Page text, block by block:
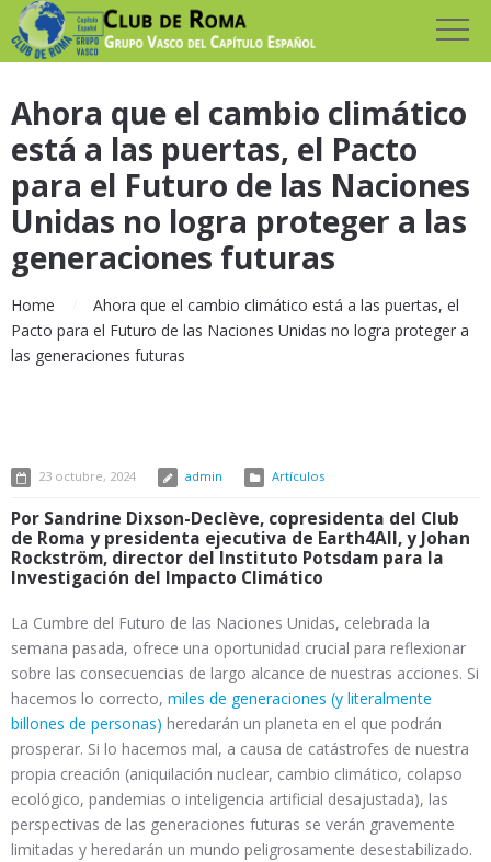
Ahora que el cambio climático
está a las puertas, el Pacto
para el Futuro de las Naciones
Unidas no logra proteger a las
generaciones futuras
Home
Ahora que el cambio climático está a las puertas, el
Pacto para el Futuro de las Naciones Unidas no logra proteger a
las generaciones futuras
23 octubre, 2024 admin Artículos
Por Sandrine Dixson-Declève, copresidenta del Club
de Roma y presidenta ejecutiva de Earth4All, y Johan
Rockström, director del Instituto Potsdam para la
Investigación del Impacto Climático
La Cumbre del Futuro de las Naciones Unidas, celebrada la
semana pasada, ofrece una oportunidad crucial para reflexionar
sobre las consecuencias de largo alcance de nuestras acciones. Si
hacemos lo correcto, miles de generaciones (y literalmente
billones de personas) heredarán un planeta en el que podrán
prosperar. Si lo hacemos mal, a causa de catástrofes de nuestra
propia creación (aniquilación nuclear, cambio climático, colapso
ecológico, pandemias o inteligencia artificial desajustada), las
perspectivas de las generaciones futuras se verán gravemente
limitadas y heredarán un mundo peligrosamente desestabilizado.